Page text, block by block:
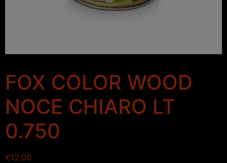
FOX COLOR WOOD
NOCE CHIARO LT
0.750
€12.00